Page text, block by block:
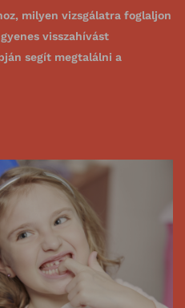
milyen vizsgálatra foglaljon
visszahívást
segít megtalálni a